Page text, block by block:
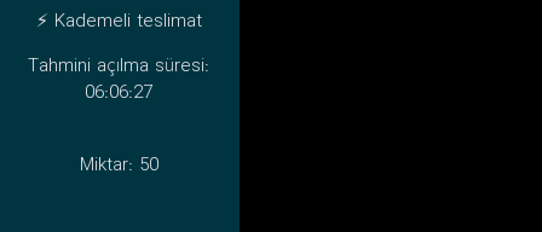
⚡ Kademeli teslimat
Tahmini açılma süresi:
06:06:27
Miktar: 50